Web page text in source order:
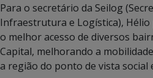
Para o secretário da Seilog
Infraestrutura e Logística),
o melhor acesso de diversos
Capital, melhorando a
a região do ponto de vista social